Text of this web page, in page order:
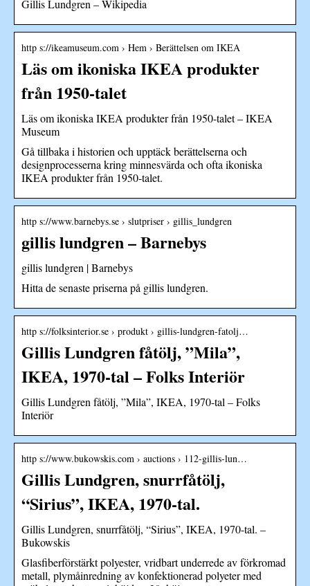
Gillis Lundgren – Wikipedia
http s://ikeamuseum.com › Hem › Berättelsen om IKEA
Läs om ikoniska IKEA produkter
från 1950-talet
Läs om ikoniska IKEA produkter från 1950-talet – IKEA
Museum
Gå tillbaka i historien och upptäck berättelserna och
designprocesserna kring minnesvärda och ofta ikoniska
IKEA produkter från 1950-talet.
http s://www.barnebys.se › slutpriser › gillis_lundgren
gillis lundgren – Barnebys
gillis lundgren | Barnebys
Hitta de senaste priserna på gillis lundgren.
http s://folksinterior.se › produkt › gillis-lundgren-fatolj…
Gillis Lundgren fåtölj, ”Mila”,
IKEA, 1970-tal – Folks Interiör
Gillis Lundgren fåtölj, ”Mila”, IKEA, 1970-tal – Folks
Interiör
http s://www.bukowskis.com › auctions › 112-gillis-lun…
Gillis Lundgren, snurrfåtölj,
“Sirius”, IKEA, 1970-tal.
Gillis Lundgren, snurrfåtölj, “Sirius”, IKEA, 1970-tal. –
Bukowskis
Glasfiberförstärkt polyester, vridbart underrede av förkromad
metall, plymåinredning av konfektionerad polyeter med